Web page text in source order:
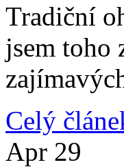
Tradiční
jsem toho
Celý
Apr 29